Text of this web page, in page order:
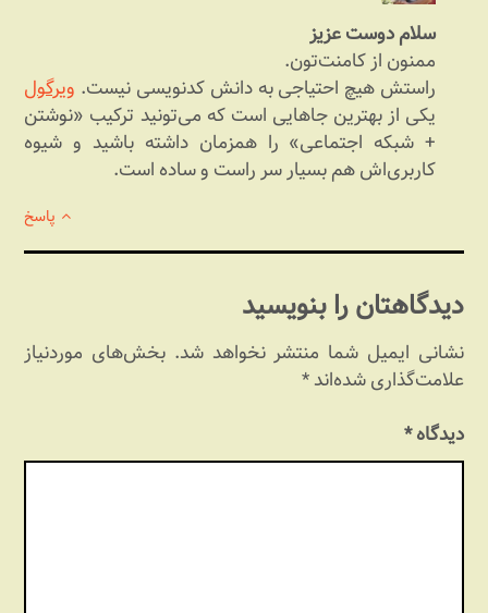
سلام دوست عزیز
ممنون از کامنت‌تون.
راستش هیچ احتیاجی به دانش کدنویسی نیست. ویرگول
یکی از بهترین جاهایی است که می‌تونید ترکیب «نوشتن
+ شبکه اجتماعی» را همزمان داشته باشید و شیوه
کاربری‌اش هم بسیار سر راست و ساده است.
پاسخ
دیدگاهتان را بنویسید
نشانی ایمیل شما منتشر نخواهد شد. بخش‌های موردنیاز
علامت‌گذاری شده‌اند*
دیدگاه*